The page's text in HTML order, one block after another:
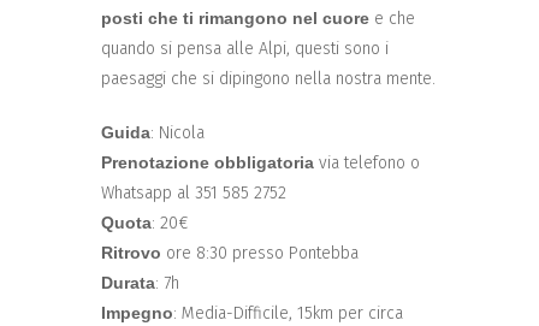
posti che ti rimangono nel cuore e che
quando si pensa alle Alpi, questi sono i
paesaggi che si dipingono nella nostra mente.
Guida: Nicola
Prenotazione obbligatoria via telefono o
Whatsapp al 351 585 2752
Quota: 20€
Ritrovo ore 8:30 presso Pontebba
Durata: 7h
Impegno: Media-Difficile, 15km per circa